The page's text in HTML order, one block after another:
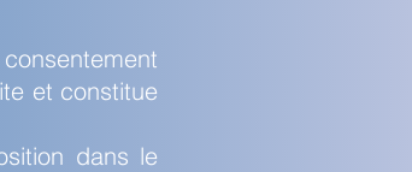
et constitue
dans le